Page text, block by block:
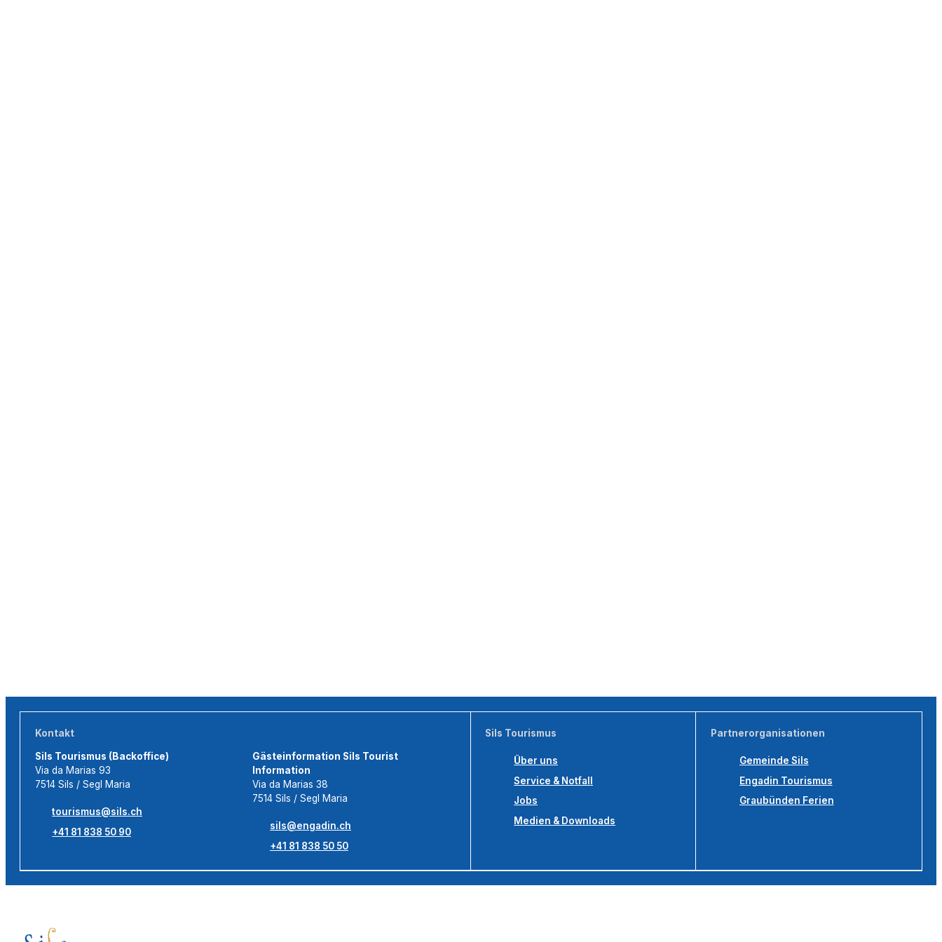
Kontakt
Sils Tourismus (Backoffice)
Via da Marias 93
7514 Sils / Segl Maria
tourismus@sils.ch
+41 81 838 50 90
Gästeinformation Sils Tourist
Information
Via da Marias 38
7514 Sils / Segl Maria
sils@engadin.ch
+41 81 838 50 50
Sils Tourismus
Über uns
Service & Notfall
Jobs
Medien & Downloads
Partnerorganisationen
Gemeinde Sils
Engadin Tourismus
Graubünden Ferien